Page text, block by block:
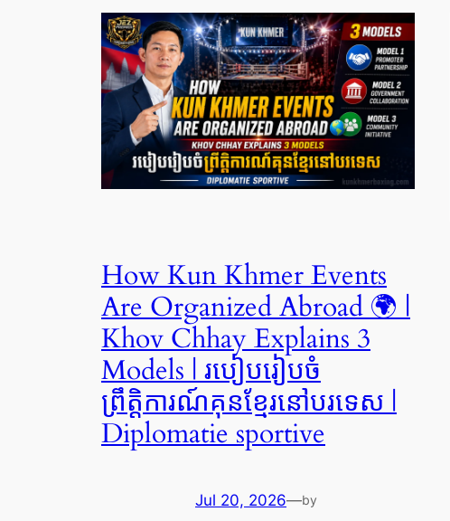
How Kun Khmer Events
Are Organized Abroad 🌍 |
Khov Chhay Explains 3
Models | របៀបរៀបចំ
ព្រឹត្តិការណ៍គុនខ្មែរនៅបរទេស |
Diplomatie sportive
Jul 20, 2026—by